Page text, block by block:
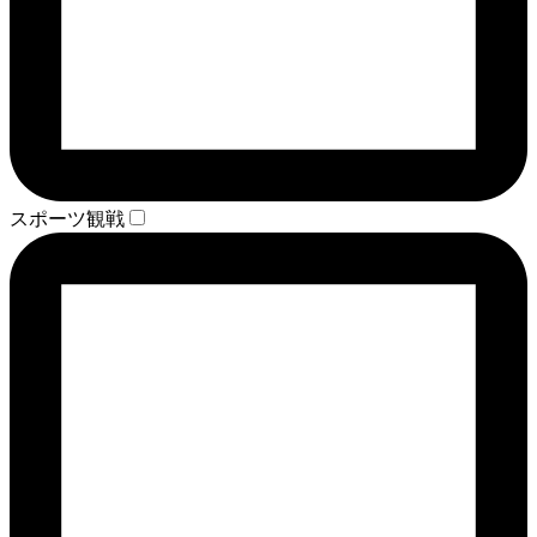
スポーツ観戦